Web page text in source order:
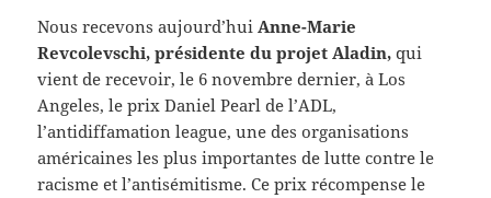
Nous recevons aujourd’huiAnne-Marie
Revcolevschi, présidente du projet Aladin,qui
vient de recevoir, le 6 novembre dernier, à Los
Angeles, le prix Daniel Pearl de l’ADL,
l’antidiffamation league, une des organisations
américaines les plus importantes de lutte contre le
racisme et l’antisémitisme. Ce prix récompense le